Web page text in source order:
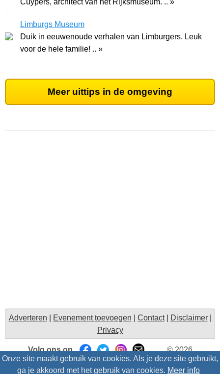
Onze site maakt gebruik van cookies. Als je deze site gebruikt,
ga je akkoord met het gebruik van cookies. Meer info
Cuypers, architect van het Rijksmuseum. .. »
Limburgs Museum
Duik in eeuwenoude verhalen van Limburgers. Leuk
voor de hele familie! .. »
Meer uittips in de omgeving
Adverteren Evenement toevoegen Contact| Disclaimer|
Privacy
Volg ons op
© 2026
Uitzinnig.nl/intris- Alle rechten voorbehouden | Suggesties